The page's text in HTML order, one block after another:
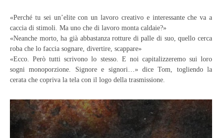
«Perché tu sei un’elite con un lavoro creativo e interessante che va a
caccia di stimoli. Ma uno che di lavoro monta caldaie?»
«Neanche morto, ha già abbastanza rotture di palle di suo, quello cerca
roba che lo faccia sognare, divertire, scappare»
«Ecco. Però tutti scrivono lo stesso. E noi capitalizzeremo sui loro
sogni monoporzione. Signore e signori…» dice Tom, togliendo la
cerata che copriva la tela con il logo della trasmissione.